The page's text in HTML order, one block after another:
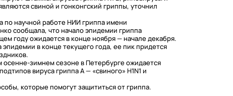
свиной и гонконгский гриппы, уточнил
по научной работе НИИ гриппа имени
сообщала, что начало эпидемии гриппа
году ожидается в конце ноября — начале декабря.
эпидемии в конце текущего года, ее пик придется
осенне-зимнем сезоне в Петербурге ожидается
вируса гриппа А — «свиного» H1N1 и
которые помогут защититься от гриппа.